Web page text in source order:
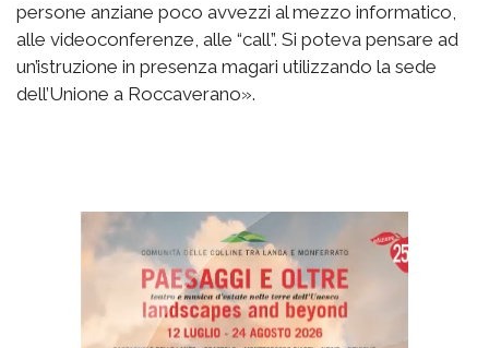
persone anziane poco avvezzi al mezzo informatico,
alle videoconferenze, alle “call”. Si poteva pensare ad
un’istruzione in presenza magari utilizzando la sede
dell’Unione a Roccaverano».